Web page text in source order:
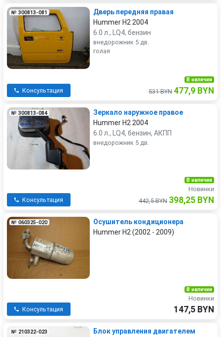
№ 300813-081
Дверь передняя правая
Hummer H2 2004
6.0 л., LQ4, бензин
внедорожник 5 дв.
голая
Консультация
В наличии
531 BYN 477,9 BYN
№ 300813-084
Зеркало наружное правое
Hummer H2 2004
6.0 л., LQ4, бензин, АКПП
внедорожник 5 дв.
Консультация
В наличии
Новинки
442,5 BYN 398,25 BYN
№ 060325-020
Осушитель кондиционера
Hummer H2 (2002 - 2009)
Консультация
В наличии
Новинки
147,5 BYN
№ 210322-023
Блок управления двигателем